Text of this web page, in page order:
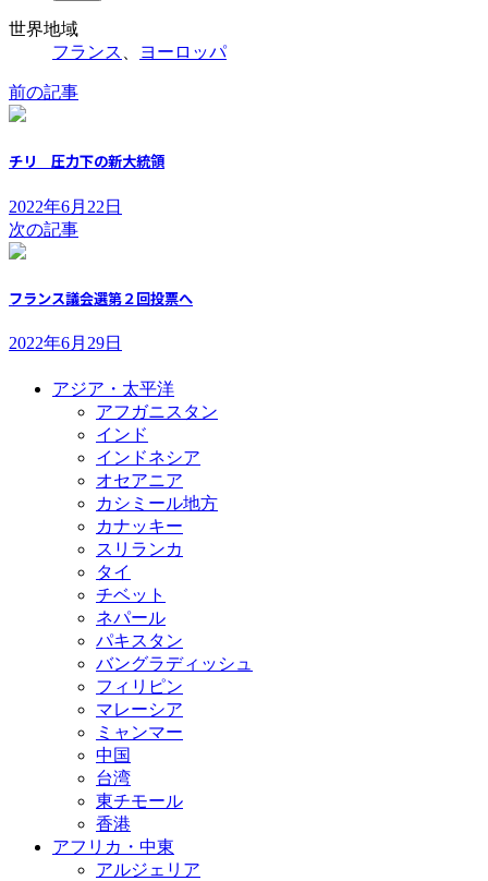
世界地域
フランス
ヨーロッパ
前の記事
チリ 圧力下の新大統領
2022年6月22日
次の記事
フランス議会選第２回投票へ
2022年6月29日
アジア・太平洋
アフガニスタン
インド
インドネシア
オセアニア
カシミール地方
カナッキー
スリランカ
タイ
チベット
ネパール
パキスタン
バングラディッシュ
フィリピン
マレーシア
ミャンマー
中国
台湾
東チモール
香港
アフリカ・中東
アルジェリア